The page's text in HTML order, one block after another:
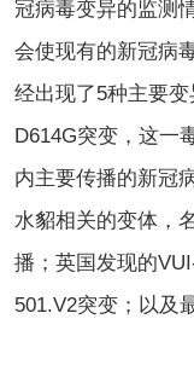
冠病毒变异的监测
会使现有的新冠病
经出现了5种主要
D614G突变，这一
内主要传播的新冠
水貂相关的变体，
播；英国发现的
501.V2突变；以及